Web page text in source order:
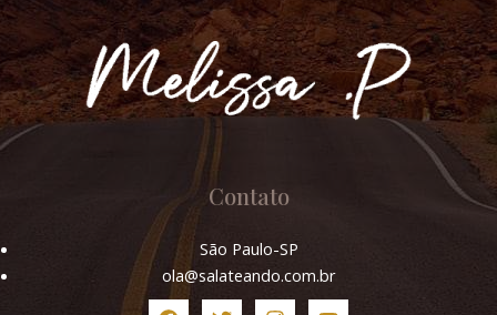
Contato
São Paulo-SP
ola@salateando.com.br